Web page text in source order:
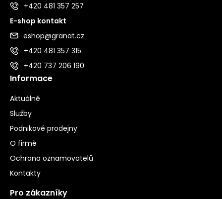
+420 481 357 257
E-shop kontakt
eshop@granat.cz
+420 481 357 315
+420 737 206 190
Informace
Aktuálně
Služby
Podnikové prodejny
O firmě
Ochrana oznamovatelů
Kontakty
Pro zákazníky